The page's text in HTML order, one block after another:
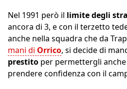
Nel 1991 però il limite degli
ancora di 3, e con il terzetto
anche nella squadra che da
mani di Orrico, si decide di
prestito per permettergli
prendere confidenza con il